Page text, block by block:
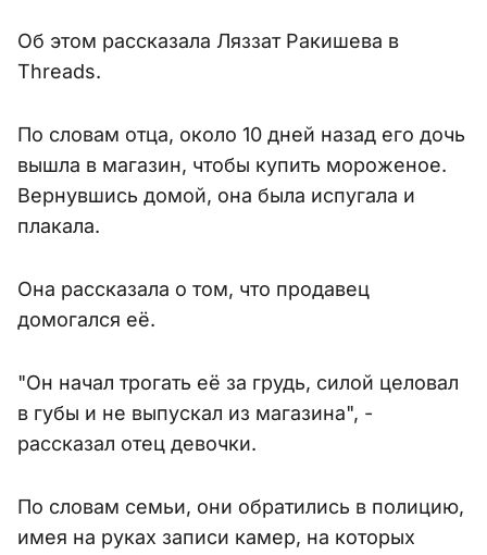
Об этом рассказала Ляззат Ракишева в
Threads.
По словам отца, около 10 дней назад его дочь
вышла в магазин, чтобы купить мороженое.
Вернувшись домой, она была испугала и
плакала.
Она рассказала о том, что продавец
домогался её.
"Он начал трогать её за грудь, силой целовал
в губы и не выпускал из магазина", -
рассказал отец девочки.
По словам семьи, они обратились в полицию,
имея на руках записи камер, на которых